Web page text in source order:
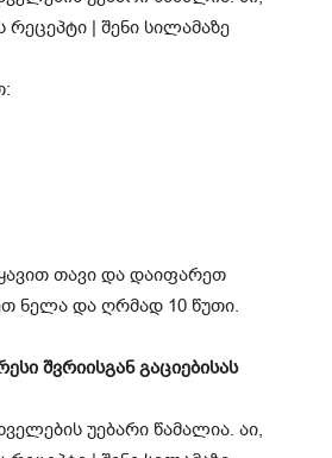
თავი და დაიფარეთ
ნელა და ღრმად 10 წუთი.
შვრიისგან გაციებისას